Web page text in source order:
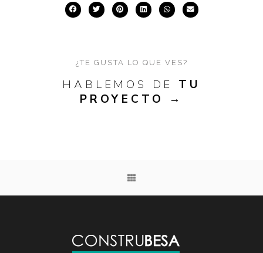
¿TE GUSTA LO QUE VES?
HABLEMOS DE TU
PROYECTO
→